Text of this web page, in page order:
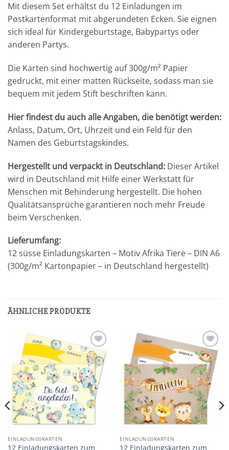
Mit diesem Set erhältst du 12 Einladungen im
Postkartenformat mit abgerundeten Ecken. Sie eignen
sich ideal für Kindergeburtstage, Babypartys oder
anderen Partys.
Die Karten sind hochwertig auf 300g/m² Papier
gedruckt, mit einer matten Rückseite, sodass man sie
bequem mit jedem Stift beschriften kann.
Hier findest du auch alle Angaben, die benötigt werden:
Anlass, Datum, Ort, Uhrzeit und ein Feld für den
Namen des Geburtstagskindes.
Hergestellt und verpackt in Deutschland: Dieser Artikel
wird in Deutschland mit Hilfe einer Werkstatt für
Menschen mit Behinderung hergestellt. Die hohen
Qualitätsansprüche garantieren noch mehr Freude
beim Verschenken.
Lieferumfang:
12 süsse Einladungskarten – Motiv Afrika Tiere – DIN A6
(300g/m² Kartonpapier – in Deutschland hergestellt)
ÄHNLICHE PRODUKTE
Add to
wishlist
EINLADUNGSKARTEN
12 Einladungskarten zum
Add to
wishlist
EINLADUNGSKARTEN
12 Einladungskarten zum